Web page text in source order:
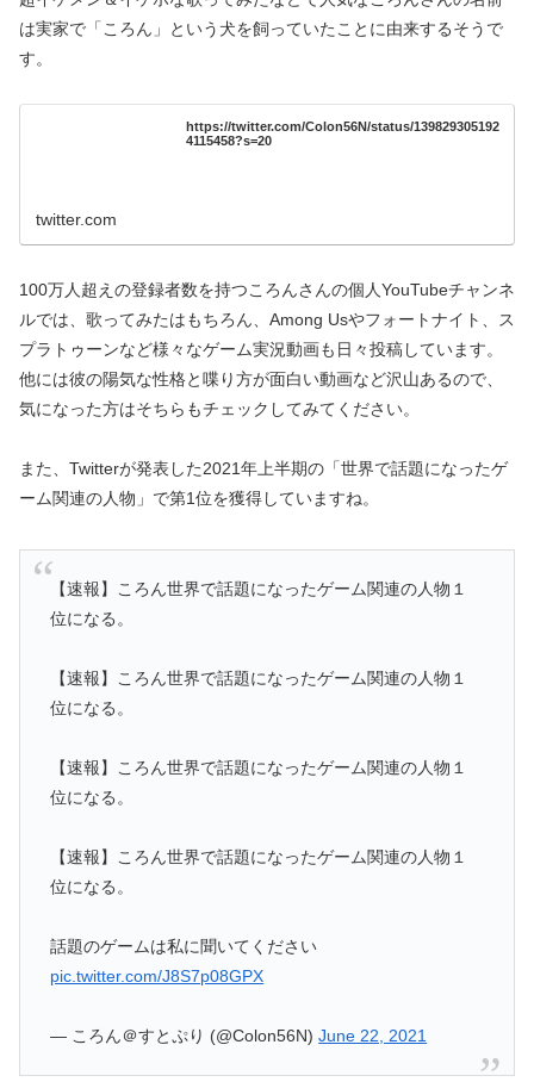
は実家で「ころん」という犬を飼っていたことに由来するそうで
す。
https://twitter.com/Colon56N/status/139829305192
4115458?s=20
twitter.com
100万人超えの登録者数を持つころんさんの個人YouTubeチャンネ
ルでは、歌ってみたはもちろん、Among Usやフォートナイト、ス
プラトゥーンなど様々なゲーム実況動画も日々投稿しています。
他には彼の陽気な性格と喋り方が面白い動画など沢山あるので、
気になった方はそちらもチェックしてみてください。
また、Twitterが発表した2021年上半期の「世界で話題になったゲ
ーム関連の人物」で第1位を獲得していますね。
【速報】ころん世界で話題になったゲーム関連の人物１
位になる。
【速報】ころん世界で話題になったゲーム関連の人物１
位になる。
【速報】ころん世界で話題になったゲーム関連の人物１
位になる。
【速報】ころん世界で話題になったゲーム関連の人物１
位になる。
話題のゲームは私に聞いてください
pic.twitter.com/J8S7p08GPX
— ころん＠すとぷり (@Colon56N)June 22, 2021